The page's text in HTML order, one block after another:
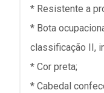
* Resistente a
* Bota
classificação II,
* Cor preta;
* Cabedal